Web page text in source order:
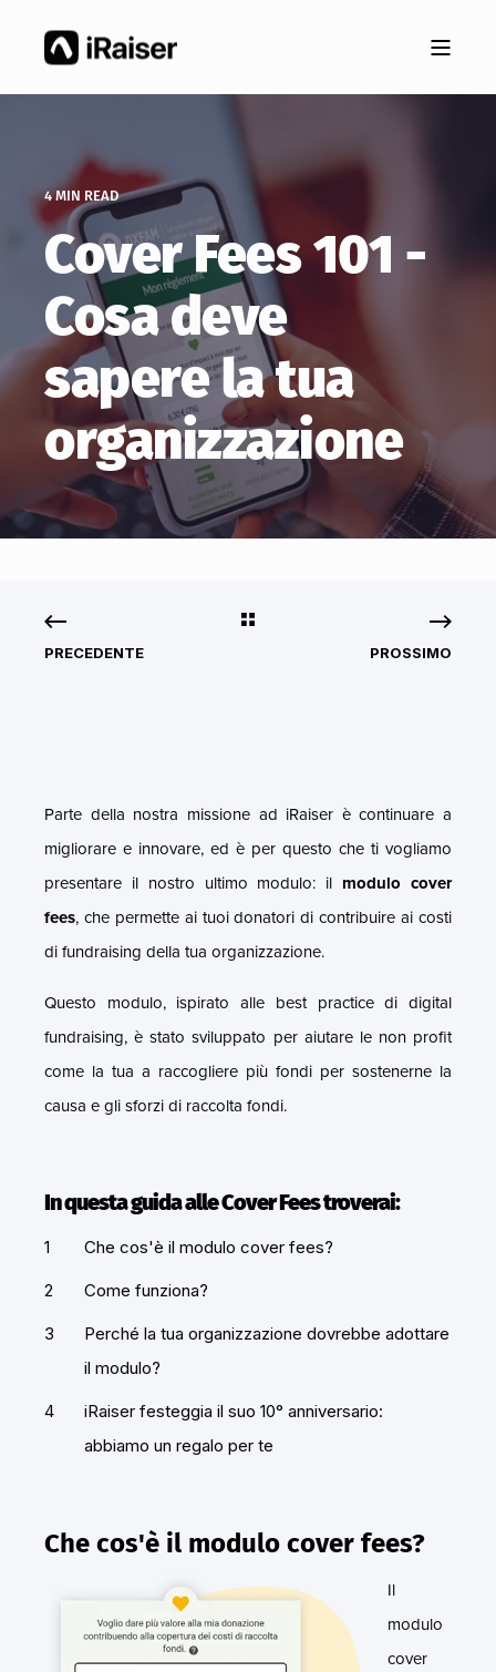
4 MIN READ
Cover Fees 101 -
Cosa deve
sapere la tua
organizzazione
PRECEDENTE PROSSIMO
Parte della nostra missione ad iRaiser è continuare a
migliorare e innovare, ed è per questo che ti vogliamo
presentare il nostro ultimo modulo: il modulo cover
fees, che permette ai tuoi donatori di contribuire ai costi
di fundraising della tua organizzazione.
Questo modulo, ispirato alle best practice di digital
fundraising, è stato sviluppato per aiutare le non profit
come la tua a raccogliere più fondi per sostenerne la
causa e gli sforzi di raccolta fondi.
In questa guida alle Cover Fees troverai:
Che cos'è il modulo cover fees?
Come funziona?
Perché la tua organizzazione dovrebbe adottare
il modulo?
iRaiser festeggia il suo 10° anniversario:
abbiamo un regalo per te
Che cos'è il modulo cover fees?
Il
modulo
cover